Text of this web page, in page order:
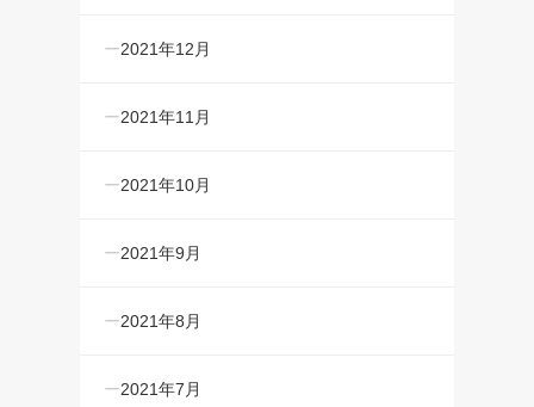
2021年12月
2021年11月
2021年10月
2021年9月
2021年8月
2021年7月